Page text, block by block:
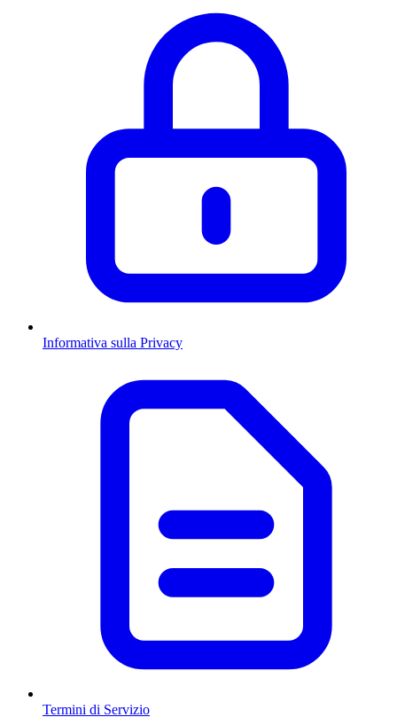
Informativa sulla Privacy
Termini di Servizio